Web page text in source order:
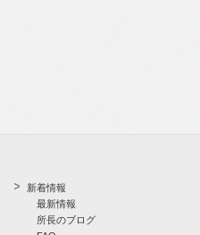
新着情報
最新情報
所長のブログ